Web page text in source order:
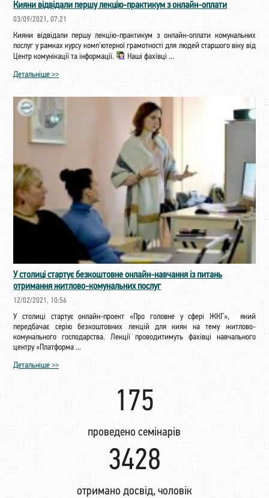
Кияни відвідали першу лекцію-практикум з онлайн-оплати
03/09/2021, 07:21
Кияни відвідали першу лекцію-практикум з онлайн-оплати комунальних
послуг у рамках курсу комп'ютерної грамотності для людей старшого віку від
Центр комунікації та інформації.
Наші фахівці ...
Детальніше >>
У столиці стартує безкоштовне онлайн-навчання із питань
отримання житлово-комунальних послуг
12/02/2021, 10:56
У столиці стартує онлайн-проект «Про головне у сфері ЖКГ», який
передбачає серію безкоштовних лекцій для киян на тему житлово-
комунального господарства. Лекції проводитимуть фахівці навчального
центру «Платформа ...
Детальніше >>
203
проведено семінарів
3982
отримано досвід, чоловік